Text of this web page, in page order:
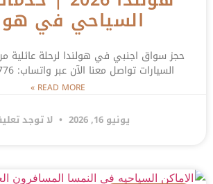
السياحي في
حجز سواق اجنبي في هولندا لرحلة عائلية
السيارات تواصل معنا الآن عبر واتساب: 0031638154776
READ MORE »
يونيو 16, 2026 لا توجد